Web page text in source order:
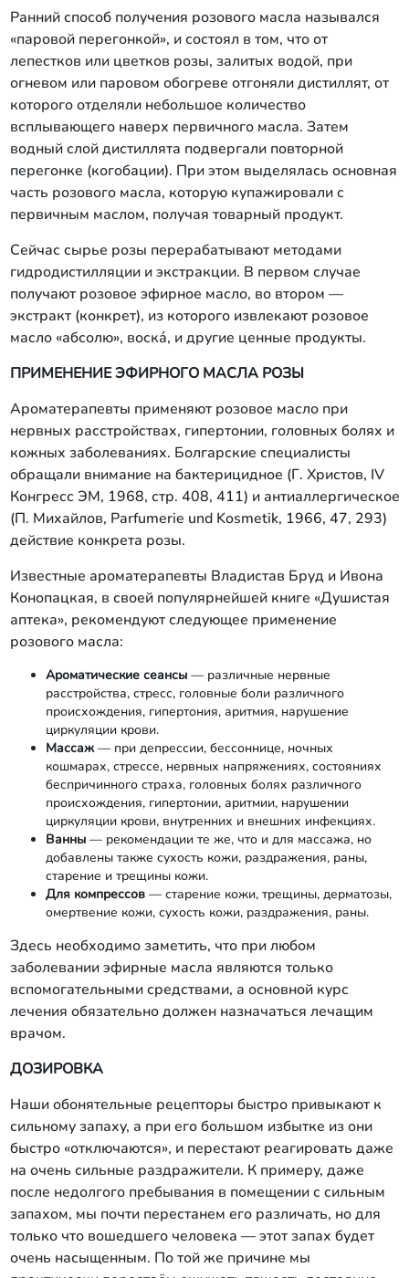
Ранний способ получения розового масла назывался
«паровой перегонкой», и состоял в том, что от
лепестков или цветков розы, залитых водой, при
огневом или паровом обогреве отгоняли дистиллят, от
которого отделяли небольшое количество
всплывающего наверх первичного масла. Затем
водный слой дистиллята подвергали повторной
перегонке (когобации). При этом выделялась основная
часть розового масла, которую купажировали с
первичным маслом, получая товарный продукт.
Сейчас сырье розы перерабатывают методами
гидродистилляции и экстракции. В первом случае
получают розовое эфирное масло, во втором —
экстракт (конкрет), из которого извлекают розовое
масло «абсолю», воска́, и другие ценные продукты.
ПРИМЕНЕНИЕ ЭФИРНОГО МАСЛА РОЗЫ
Ароматерапевты применяют розовое масло при
нервных расстройствах, гипертонии, головных болях и
кожных заболеваниях. Болгарские специалисты
обращали внимание на бактерицидное (Г. Христов, IV
Конгресс ЭМ, 1968, стр. 408, 411) и антиаллергическое
(П. Михайлов, Parfumerie und Kosmetik, 1966, 47, 293)
действие конкрета розы.
Известные ароматерапевты Владистав Бруд и Ивона
Конопацкая, в своей популярнейшей книге «Душистая
аптека», рекомендуют следующее применение
розового масла:
Ароматические сеансы— различные нервные
расстройства, стресс, головные боли различного
происхождения, гипертония, аритмия, нарушение
циркуляции крови.
Массаж— при депрессии, бессоннице, ночных
кошмарах, стрессе, нервных напряжениях, состояниях
беспричинного страха, головных болях различного
происхождения, гипертонии, аритмии, нарушении
циркуляции крови, внутренних и внешних инфекциях.
Ванны— рекомендации те же, что и для массажа, но
добавлены также сухость кожи, раздражения, раны,
старение и трещины кожи.
Для компрессов— старение кожи, трещины, дерматозы,
омертвение кожи, сухость кожи, раздражения, раны.
Здесь необходимо заметить, что при любом
заболевании эфирные масла являются только
вспомогательными средствами, а основной курс
лечения обязательно должен назначаться лечащим
врачом.
ДОЗИРОВКА
Наши обонятельные рецепторы быстро привыкают к
сильному запаху, а при его большом избытке из они
быстро «отключаются», и перестают реагировать даже
на очень сильные раздражители. К примеру, даже
после недолгого пребывания в помещении с сильным
запахом, мы почти перестанем его различать, но для
только что вошедшего человека — этот запах будет
очень насыщенным. По той же причине мы